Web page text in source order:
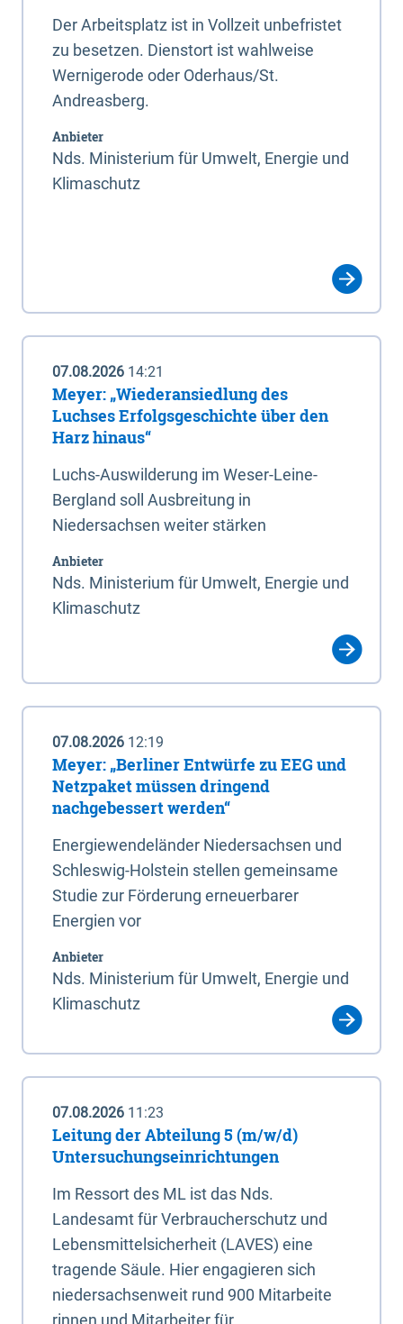
Der Arbeitsplatz ist in Vollzeit unbefristet
zu besetzen. Dienstort ist wahlweise
Wernigerode oder Oderhaus/St.
Andreasberg.
Anbieter
Nds. Ministerium für Umwelt, Energie und
Klimaschutz
07.08.2026 14:21
Meyer: „Wiederansiedlung des
Luchses Erfolgsgeschichte über den
Harz hinaus“
Luchs-Auswilderung im Weser-Leine-
Bergland soll Ausbreitung in
Niedersachsen weiter stärken
Anbieter
Nds. Ministerium für Umwelt, Energie und
Klimaschutz
07.08.2026 12:19
Meyer: „Berliner Entwürfe zu EEG und
Netzpaket müssen dringend
nachgebessert werden“
Energiewendeländer Niedersachsen und
Schleswig-Holstein stellen gemeinsame
Studie zur Förderung erneuerbarer
Energien vor
Anbieter
Nds. Ministerium für Umwelt, Energie und
Klimaschutz
07.08.2026 11:23
Leitung der Abteilung 5 (m/w/d)
Untersuchungseinrichtungen
Im Ressort des ML ist das Nds.
Landesamt für Verbraucherschutz und
Lebensmittelsicherheit (LAVES) eine
tragende Säule. Hier engagieren sich
niedersachsenweit rund 900 Mitarbeite